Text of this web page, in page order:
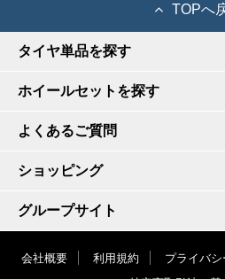
TOPへ
タイヤ単品を探す
ホイールセットを探す
よくあるご質問
ショッピング
グループサイト
会社概要 利用規約 プライバ